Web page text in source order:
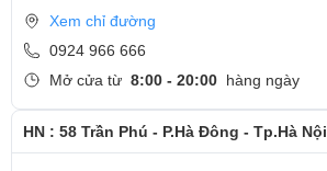
Xem chỉ đường
0924 966 666
Mở cửa từ 8:00 - 20:00 hàng ngày
HN : 58 Trần Phú - P.Hà Đông - Tp.Hà Nội